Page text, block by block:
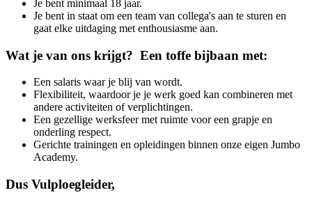
Je bent minimaal 18 jaar.
Je bent in staat om een team van collega's aan te sturen en
gaat elke uitdaging met enthousiasme aan.
Wat je van ons krijgt? Een toffe bijbaan met:
Een salaris waar je blij van wordt.
Flexibiliteit, waardoor je je werk goed kan combineren met
andere activiteiten of verplichtingen.
Een gezellige werksfeer met ruimte voor een grapje en
onderling respect.
Gerichte trainingen en opleidingen binnen onze eigen Jumbo
Academy.
Dus Vulploegleider,